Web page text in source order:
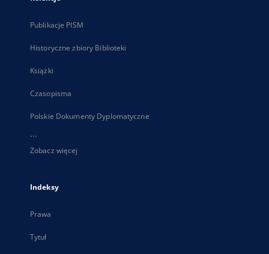
Publikacje PISM
Historyczne zbiory Biblioteki
Książki
Czasopisma
Polskie Dokumenty Dyplomatyczne
...
Zobacz więcej
Indeksy
Prawa
Tytuł